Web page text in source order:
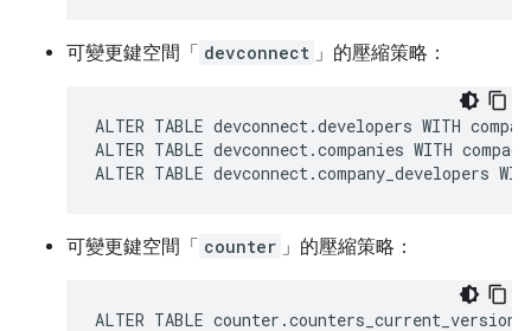
可變更鍵空間「 devconnect 」的壓縮策略：
ALTER TABLE devconnect.developers WITH
ALTER TABLE devconnect.companies WITH
ALTER TABLE
可變更鍵空間「 counter 」的壓縮策略：
ALTER TABLE